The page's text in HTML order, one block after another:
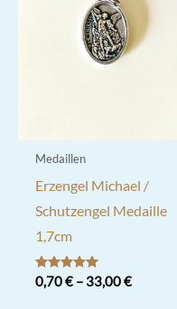
Medaillen
Erzengel Michael /
Schutzengel Medaille
1,7cm
Bewertet mit
5.00
0,70€– 33,00€